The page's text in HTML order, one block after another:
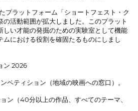
プラットフォーム「ショートフェスト・ク
活動範囲が拡大しました。このプラット
しい才能の発掘のための実験室として機能
ムにおける役割を確固たるものにしまし
ン 2026
ペティション（地域の映画への窓口）。
ン（40分以上の作品、すべてのテーマ、